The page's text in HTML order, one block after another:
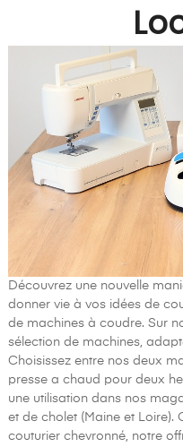
Découvrez une nouvelle
donner vie à vos idées de
de machines à coudre. Sur
sélection de machines,
Choisissez entre nos deux
presse a chaud pour deux
une utilisation dans nos
et de cholet (Maine et Loire).
couturier chevronné, notre